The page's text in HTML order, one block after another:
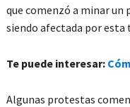
que comenzó a minar un
siendo afectada por
Te puede interesar:
Algunas protestas